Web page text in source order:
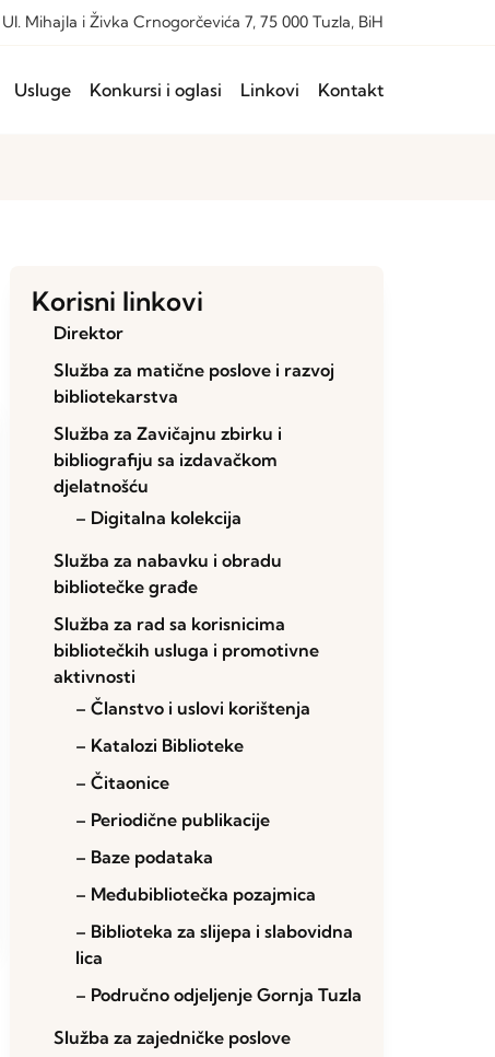
Ul. Mihajla i Živka Crnogorčevića 7, 75 000 Tuzla, BiH
Usluge Konkursi i oglasi Linkovi Kontakt
Korisni linkovi
Direktor
Služba za matične poslove i razvoj
bibliotekarstva
Služba za Zavičajnu zbirku i
bibliografiju sa izdavačkom
djelatnošću
– Digitalna kolekcija
Služba za nabavku i obradu
bibliotečke građe
Služba za rad sa korisnicima
bibliotečkih usluga i promotivne
aktivnosti
– Članstvo i uslovi korištenja
– Katalozi Biblioteke
– Čitaonice
– Periodične publikacije
– Baze podataka
– Međubibliotečka pozajmica
– Biblioteka za slijepa i slabovidna
lica
– Područno odjeljenje Gornja Tuzla
Služba za zajedničke poslove